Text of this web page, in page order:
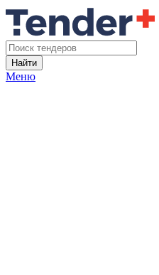
Найти
Меню